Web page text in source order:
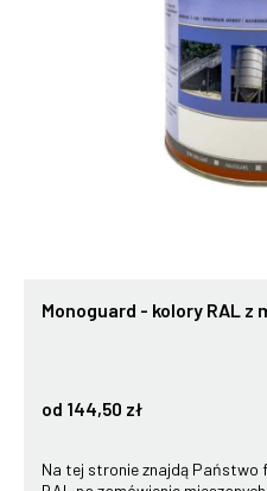
Monoguard - kolory RAL z
od 144,50 zł
Na tej stronie znajdą Państwo